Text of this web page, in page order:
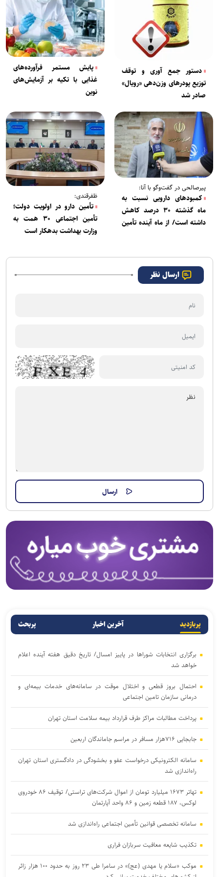
دستور جمع آوری و توقف
توزیع پودر‌های وزن‌دهی «رویال»
صادر شد
پایش مستمر فرآورده‌های
غذایی با تکیه بر آزمایش‌های
نوین
پیرصالحی در گفت‌وگو با آنا:
کمبود‌های دارویی نسبت به
ماه گذشته ۳۰ درصد کاهش
داشته است/ از ماه آینده تأمین
ظفرقندی:
تأمین دارو در اولویت دولت؛
تأمین اجتماعی ۳۰ همت به
وزارت بهداشت بدهکار است
ارسال نظر
پربازدید آخرین اخبار پربحث
برگزاری انتخابات شوراها در پاییز امسال/ تاریخ دقیق هفته آینده اعلام
خواهد شد
احتمال بروز قطعی و اختلال موقت در سامانه‌های خدمات بیمه‌ای و
درمانی سازمان تامین اجتماعی
پرداخت مطالبات مراکز طرف قرارداد بیمه سلامت استان تهران
جابجایی ۷۱۶هزار مسافر در مراسم جاماندگان اربعین
سامانه الکترونیکی درخواست عفو و بخشودگی در دادگستری استان تهران
راه‌اندازی شد
تهاتر ۱۶۷۳ میلیارد تومان از اموال شرکت‌های تراستی/ توقیف ۸۶ خودروی
لوکس، ۱۸۷ قطعه زمین و ۸۶ واحد آپارتمان
سامانه تخصصی قوانین تأمین اجتماعی راه‌اندازی شد
تکذیب شایعه معافیت سربازان فراری
موکب «سلام یا مهدی (عج)» در سامرا طی ۲۳ روز به حدود ۱۰۰ هزار زائر